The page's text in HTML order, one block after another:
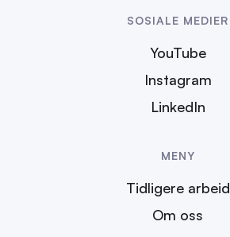
SOSIALE MEDIER
YouTube
Instagram
LinkedIn
MENY
Tidligere arbeid
Om oss